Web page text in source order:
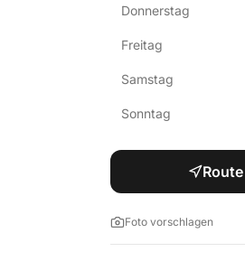
Donnerstag
Freitag
Samstag
Sonntag
Route
Foto vorschlagen